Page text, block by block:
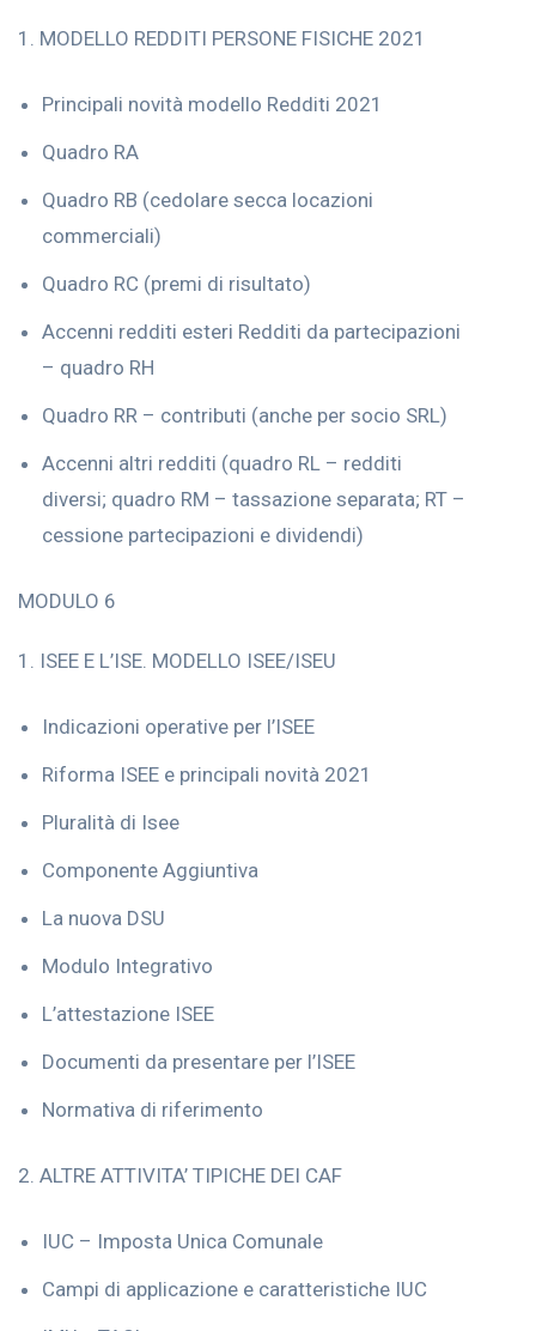
1. MODELLO REDDITI PERSONE FISICHE 2021
Principali novità modello Redditi 2021
Quadro RA
Quadro RB (cedolare secca locazioni
commerciali)
Quadro RC (premi di risultato)
Accenni redditi esteri Redditi da partecipazioni
– quadro RH
Quadro RR – contributi (anche per socio SRL)
Accenni altri redditi (quadro RL – redditi
diversi; quadro RM – tassazione separata; RT –
cessione partecipazioni e dividendi)
MODULO 6
1. ISEE E L’ISE. MODELLO ISEE/ISEU
Indicazioni operative per l’ISEE
Riforma ISEE e principali novità 2021
Pluralità di Isee
Componente Aggiuntiva
La nuova DSU
Modulo Integrativo
L’attestazione ISEE
Documenti da presentare per l’ISEE
Normativa di riferimento
2. ALTRE ATTIVITA’ TIPICHE DEI CAF
IUC – Imposta Unica Comunale
Campi di applicazione e caratteristiche IUC